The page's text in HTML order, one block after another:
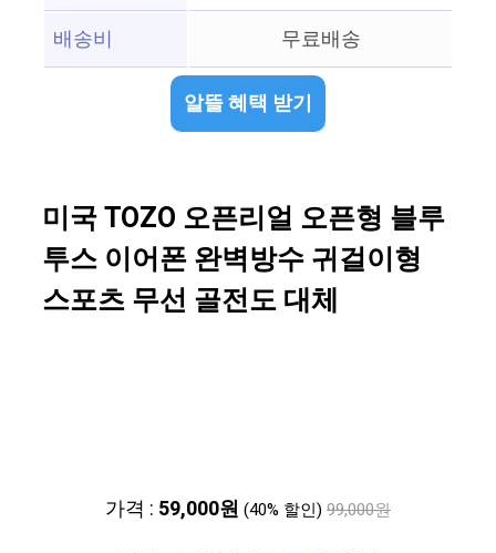
배송비
무료배송
알뜰 혜택 받기
미국 TOZO 오픈리얼 오픈형 블루
투스 이어폰 완벽방수 귀걸이형
스포츠 무선 골전도 대체
가격 : 59,000원 (40% 할인) 99,000원